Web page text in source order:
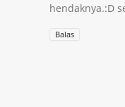
hendaknya.:D
Balas